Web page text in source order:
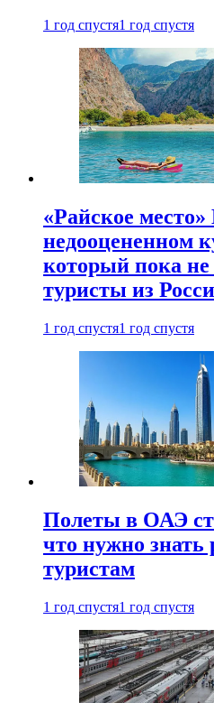
1 год спустя1 год спустя
«Райское
недооцененном
который пока не
туристы из
1 год спустя1 год спустя
Полеты в ОАЭ
что нужно знать
туристам
1 год спустя1 год спустя